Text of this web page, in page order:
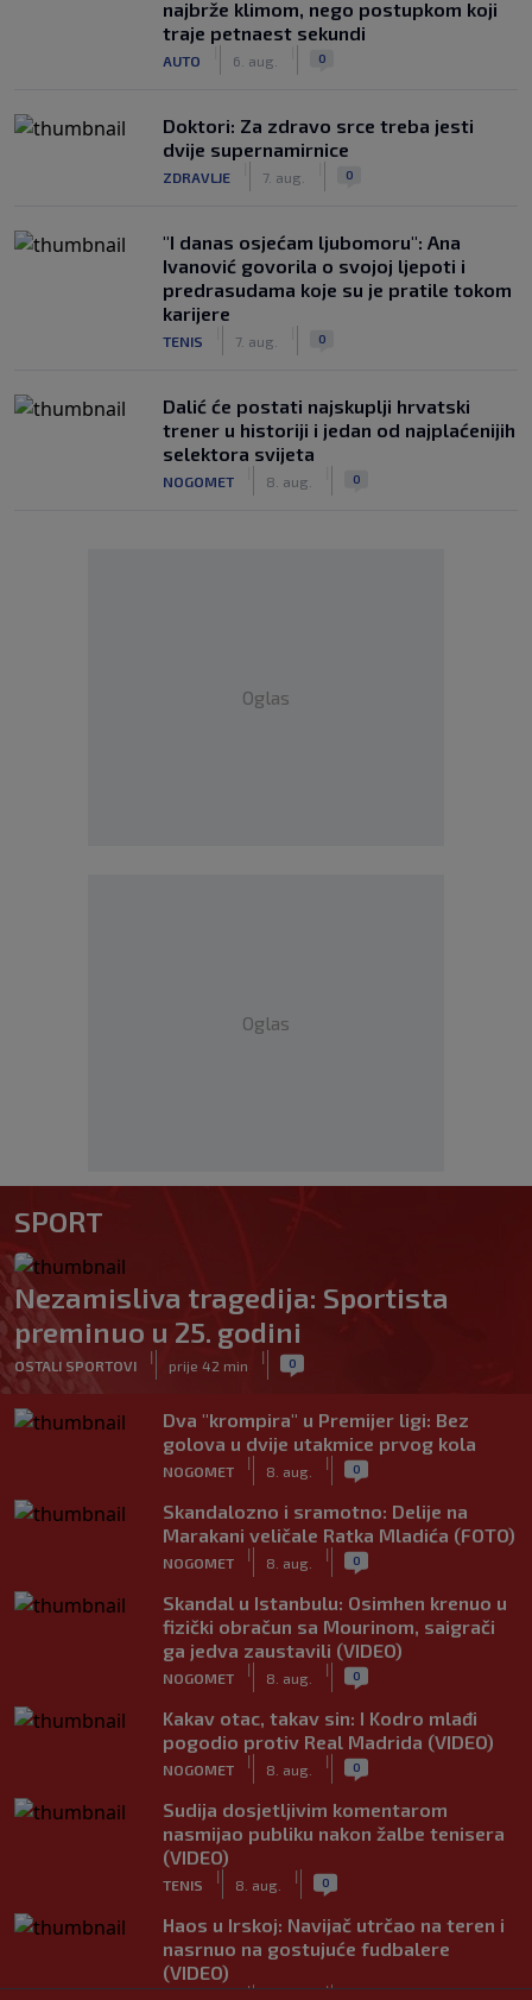
najbrže klimom, nego postupkom koji
traje petnaest sekundi
AUTO 6. aug. 0
Doktori: Za zdravo srce treba jesti
dvije supernamirnice
ZDRAVLJE 7. aug. 0
"I danas osjećam ljubomoru": Ana
Ivanović govorila o svojoj ljepoti i
predrasudama koje su je pratile tokom
karijere
TENIS 7. aug. 0
Dalić će postati najskuplji hrvatski
trener u historiji i jedan od najplaćenijih
selektora svijeta
NOGOMET 8. aug. 0
Oglas
Oglas
SPORT
Nezamisliva tragedija: Sportista
preminuo u 25. godini
OSTALI SPORTOVI
|
prije 42 min
| 0
Dva "krompira" u Premijer ligi: Bez
golova u dvije utakmice prvog kola
NOGOMET
|
8. aug.
| 0
Skandalozno i sramotno: Delije na
Marakani veličale Ratka Mladića (FOTO)
NOGOMET
|
8. aug.
| 0
Skandal u Istanbulu: Osimhen krenuo u
fizički obračun sa Mourinom, saigrači
ga jedva zaustavili (VIDEO)
NOGOMET
|
8. aug.
| 0
Kakav otac, takav sin: I Kodro mlađi
pogodio protiv Real Madrida (VIDEO)
NOGOMET
|
8. aug.
| 0
Sudija dosjetljivim komentarom
nasmijao publiku nakon žalbe tenisera
(VIDEO)
TENIS
|
8. aug.
| 0
Haos u Irskoj: Navijač utrčao na teren i
nasrnuo na gostujuće fudbalere
(VIDEO)
| |